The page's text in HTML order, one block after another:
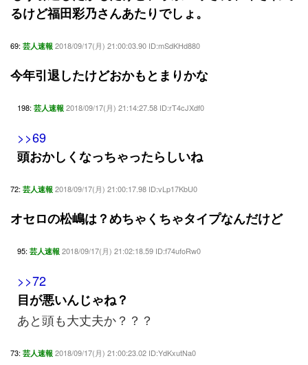
るけど福田彩乃さんあたりでしょ。
69: 芸人速報 2018/09/17(月) 21:00:03.90 ID:mSdKHd880
今年引退したけどおかもとまりかな
198: 芸人速報 2018/09/17(月) 21:14:27.58 ID:rT4cJXdf0
>>69
頭おかしくなっちゃったらしいね
72: 芸人速報 2018/09/17(月) 21:00:17.98 ID:vLp17KbU0
オセロの松嶋は？めちゃくちゃタイプなんだけど
95: 芸人速報 2018/09/17(月) 21:02:18.59 ID:f74ufoRw0
>>72
目が悪いんじゃね？
あと頭も大丈夫か？？？
73: 芸人速報 2018/09/17(月) 21:00:23.02 ID:YdKxutNa0